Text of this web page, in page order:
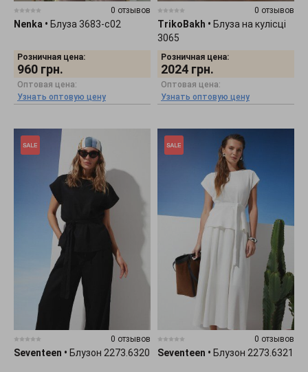
0 отзывов
Nenka • Блуза 3683-c02
Розничная цена:
960 грн.
Оптовая цена:
Узнать оптовую цену
0 отзывов
TrikoBakh • Блуза на кулісці
3065
Розничная цена:
2024 грн.
Оптовая цена:
Узнать оптовую цену
0 отзывов
Seventeen • Блузон 2273.6320
0 отзывов
Seventeen • Блузон 2273.6321